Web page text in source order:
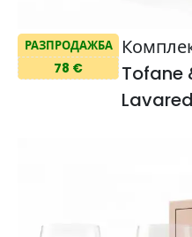
РАЗПРОДАЖБА
78 €
Tofane